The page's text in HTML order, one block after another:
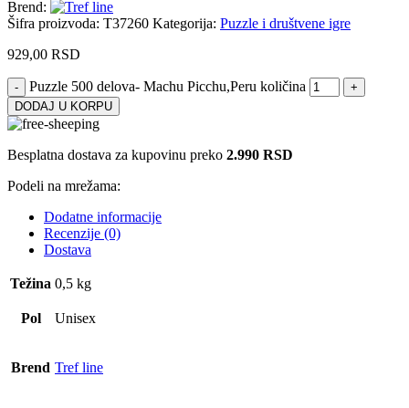
Brend:
Šifra proizvoda: T37260 Kategorija: Puzzle i društvene igre
929,00 RSD
Puzzle 500 delova- Machu Picchu,Peru količina
DODAJ U KORPU
Besplatna dostava za kupovinu preko 2.990 RSD
Podeli na mrežama:
Dodatne informacije
Recenzije (0)
Dostava
Težina 0,5 kg
Pol Unisex
Brend Tref line